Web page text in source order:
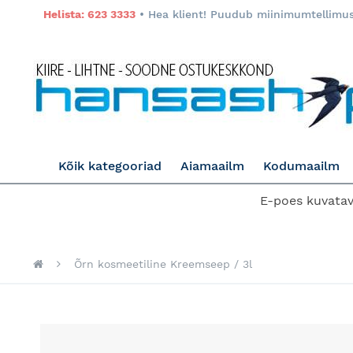
Helista: 623 3333 • Hea klient! Puudub
Kõik kategooriad Aiamaailm Kodumaailm
E-poes
Õrn kosmeetiline Kreemseep / 3l